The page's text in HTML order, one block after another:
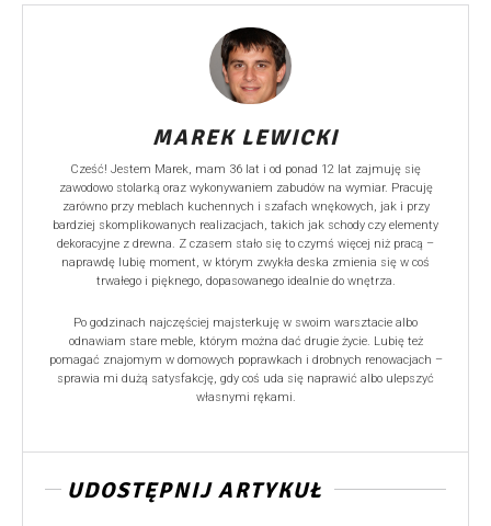
MAREK LEWICKI
Cześć! Jestem Marek, mam 36 lat i od ponad 12 lat zajmuję się
zawodowo stolarką oraz wykonywaniem zabudów na wymiar. Pracuję
zarówno przy meblach kuchennych i szafach wnękowych, jak i przy
bardziej skomplikowanych realizacjach, takich jak schody czy elementy
dekoracyjne z drewna. Z czasem stało się to czymś więcej niż pracą –
naprawdę lubię moment, w którym zwykła deska zmienia się w coś
trwałego i pięknego, dopasowanego idealnie do wnętrza.
Po godzinach najczęściej majsterkuję w swoim warsztacie albo
odnawiam stare meble, którym można dać drugie życie. Lubię też
pomagać znajomym w domowych poprawkach i drobnych renowacjach –
sprawia mi dużą satysfakcję, gdy coś uda się naprawić albo ulepszyć
własnymi rękami.
UDOSTĘPNIJ ARTYKUŁ